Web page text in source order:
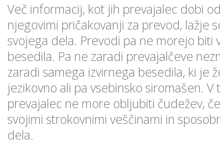
Več informacij, kot jih prevajalec dobi
njegovimi pričakovanji za prevod, lažje
svojega dela. Prevodi pa ne morejo biti
besedila. Pa ne zaradi prevajalčeve
zaradi samega izvirnega besedila, ki je
jezikovno ali pa vsebinsko siromašen.
prevajalec ne more obljubiti čudežev,
svojimi strokovnimi veščinami in
dela.